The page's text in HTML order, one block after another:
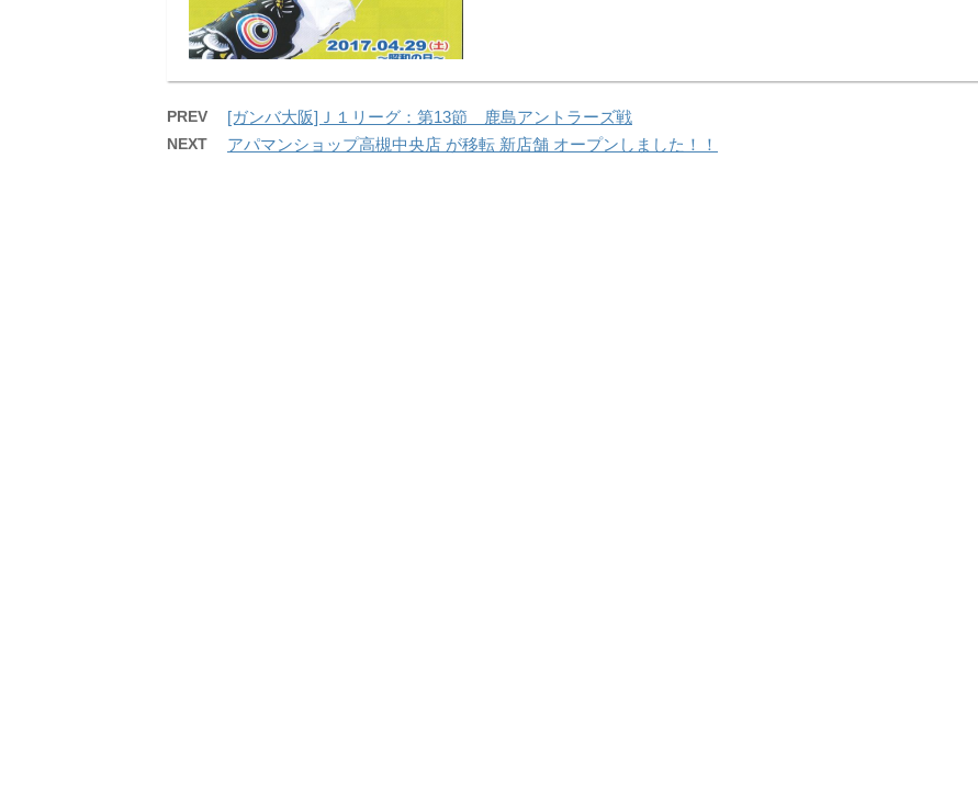
PREV [ガンバ大阪]Ｊ１リーグ：第13節 鹿島アントラーズ戦
NEXT アパマンショップ高槻中央店 が移転 新店舗 オープンしました！！